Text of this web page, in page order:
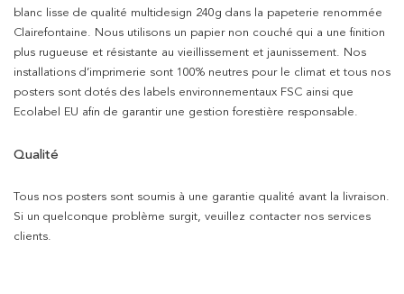
blanc lisse de qualité multidesign 240g dans la papeterie renommée
Clairefontaine. Nous utilisons un papier non couché qui a une finition
plus rugueuse et résistante au vieillissement et jaunissement. Nos
installations d’imprimerie sont 100% neutres pour le climat et tous nos
posters sont dotés des labels environnementaux FSC ainsi que
Ecolabel EU afin de garantir une gestion forestière responsable.
Qualité
Tous nos posters sont soumis à une garantie qualité avant la livraison.
Si un quelconque problème surgit, veuillez contacter nos services
clients.